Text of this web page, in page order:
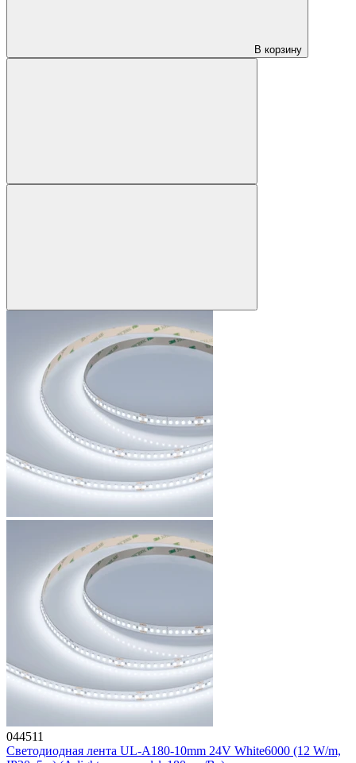
В корзину
044511
Светодиодная лента UL-A180-10mm 24V White6000 (12 W/m,